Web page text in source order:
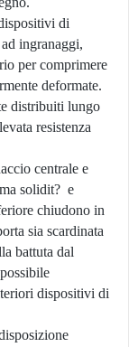
di
ingranaggi,
per comprimere
deformate.
distribuiti lungo
resistenza
centrale e
solidit? e
chiudono in
sia scardinata
battuta dal
dispositivi di